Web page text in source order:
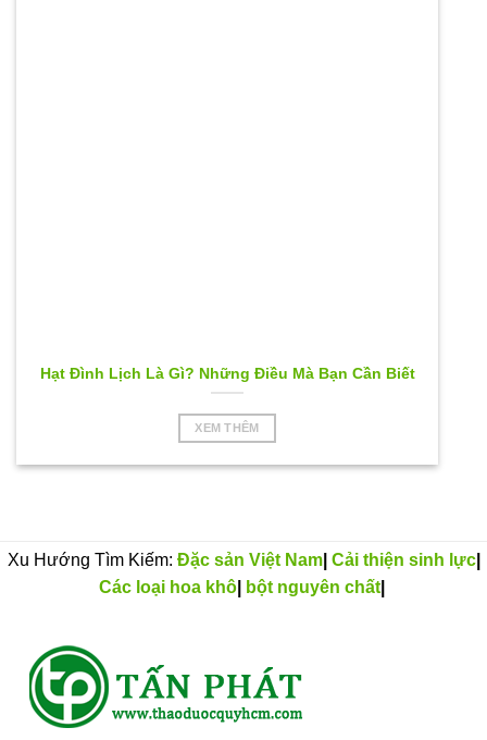
Hạt Đình Lịch Là Gì? Những Điều Mà Bạn Cần Biết
XEM THÊM
Xu Hướng Tìm Kiếm: Đặc sản Việt Nam| Cải thiện sinh lực|
Các loại hoa khô| bột nguyên chất|